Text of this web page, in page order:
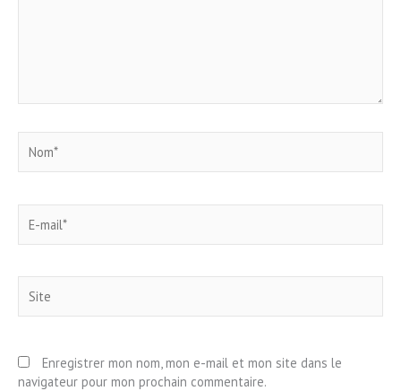
mail*
Enregistrer mon nom, mon e-mail et mon site dans le
navigateur pour mon prochain commentaire.